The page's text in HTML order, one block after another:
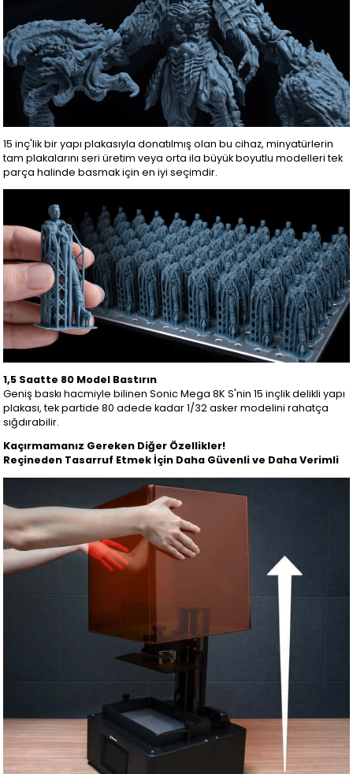
15 inç'lik bir yapı plakasıyla donatılmış olan bu cihaz, minyatürlerin
tam plakalarını seri üretim veya orta ila büyük boyutlu modelleri tek
parça halinde basmak için en iyi seçimdir.
1,5 Saatte 80 Model Bastırın
Geniş baskı hacmiyle bilinen Sonic Mega 8K S'nin 15 inçlik delikli yapı
plakası, tek partide 80 adede kadar 1/32 asker modelini rahatça
sığdırabilir.
Kaçırmamanız Gereken Diğer Özellikler!
Reçineden Tasarruf Etmek İçin Daha Güvenli ve Daha Verimli